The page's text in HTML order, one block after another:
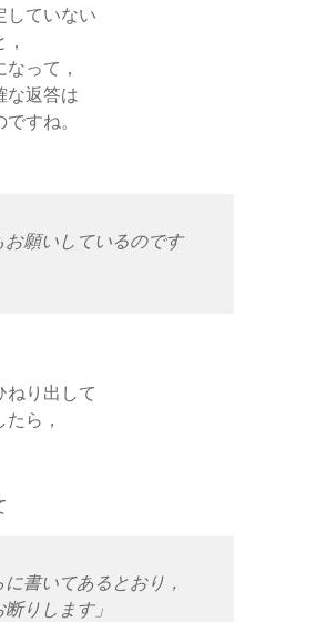
していない
って，
な返答は
すね。
お願いしているのです
ねり出して
ら，
に書いてあるとおり，
りします」